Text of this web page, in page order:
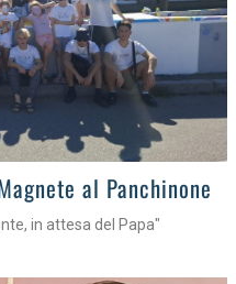
al Panchinone
in attesa del Papa"